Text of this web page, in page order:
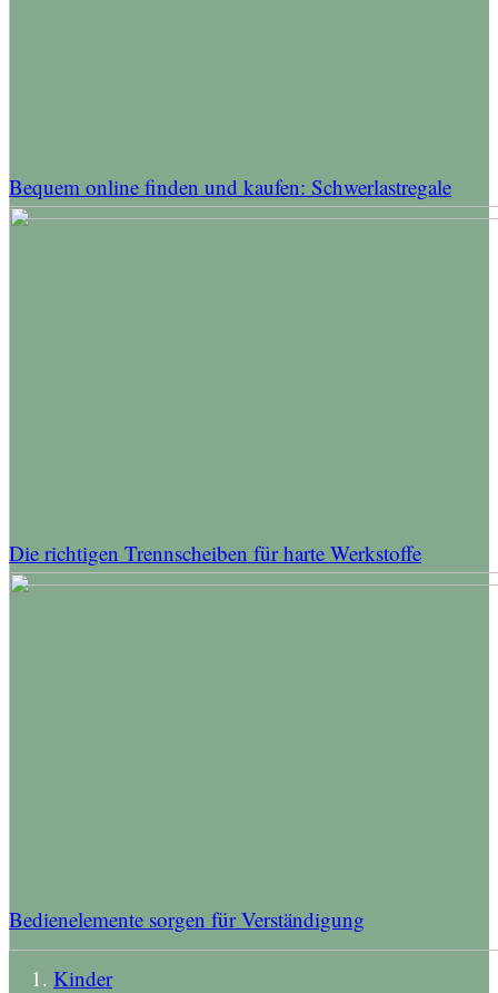
Bequem online finden und kaufen: Schwerlastregale
Die richtigen Trennscheiben für harte Werkstoffe
Bedienelemente sorgen für Verständigung
Kinder